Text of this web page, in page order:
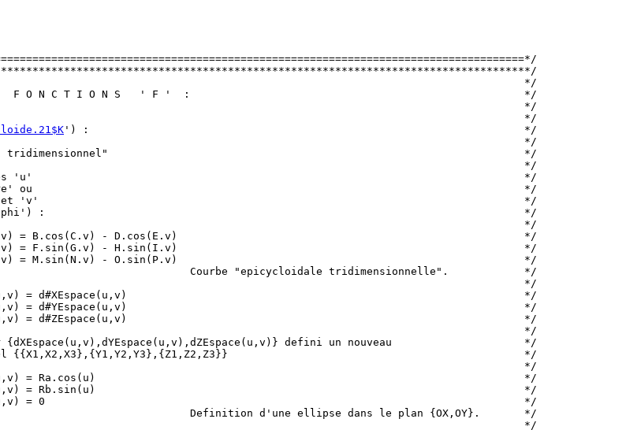
*/
I S   F O N C T I O N S   ' F '  :                                                     */
*/
*/
') :                                                                     */
*/
tridimensionnel"                                                                  */
*/
'u'                                                                              */
ou                                                                              */
et 'v'                                                                             */
ou 'phi') :                                                                            */
*/
= B.cos(C.v) - D.cos(E.v)                                                       */
= F.sin(G.v) - H.sin(I.v)                                                       */
= M.sin(N.v) - O.sin(P.v)                                                       */
Courbe "epicycloidale tridimensionnelle".            */
*/
= d#XEspace(u,v)                                                               */
= d#YEspace(u,v)                                                               */
= d#ZEspace(u,v)                                                               */
*/
defini un nouveau                     */
*/
*/
= Ra.cos(u)                                                                    */
= Rb.sin(u)                                                                    */
= 0                                                                            */
Definition d'une ellipse dans le plan {OX,OY}.       */
*/